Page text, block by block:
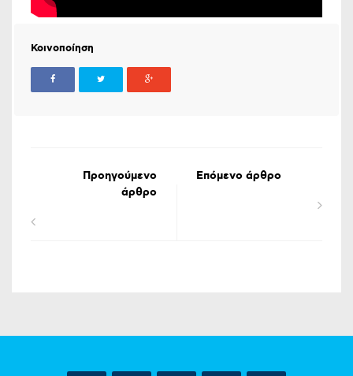
Κοινοποίηση
Προηγούμενο
άρθρο
Επόμενο άρθρο